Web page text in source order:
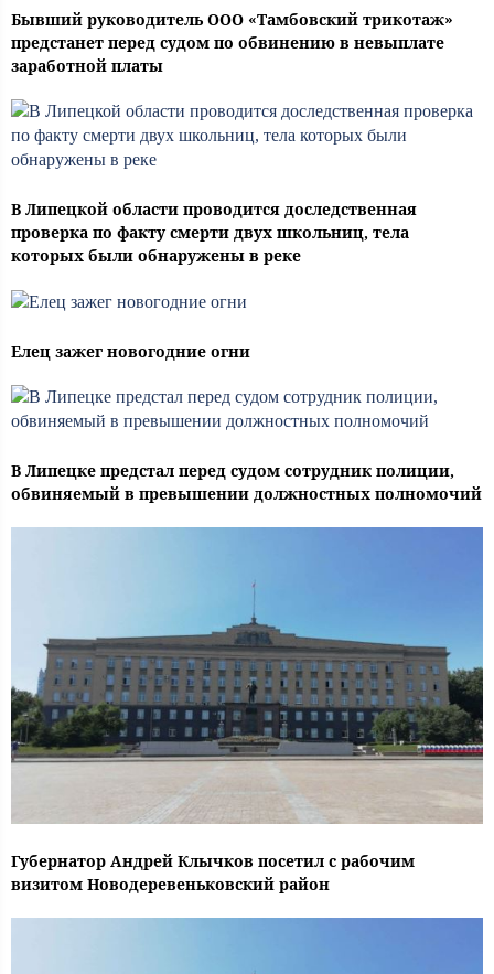
Бывший руководитель ООО «Тамбовский трикотаж»
предстанет перед судом по обвинению в невыплате
заработной платы
В Липецкой области проводится доследственная
проверка по факту смерти двух школьниц, тела
которых были обнаружены в реке
Елец зажег новогодние огни
В Липецке предстал перед судом сотрудник полиции,
обвиняемый в превышении должностных полномочий
Губернатор Андрей Клычков посетил с рабочим
визитом Новодеревеньковский район